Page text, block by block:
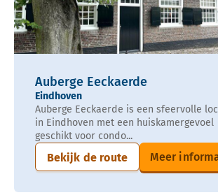
Auberge Eeckaerde
Eindhoven
Auberge Eeckaerde is een sfeervolle
in Eindhoven met een huiskamergevoel
geschikt voor condo...
Bekijk de route Meer